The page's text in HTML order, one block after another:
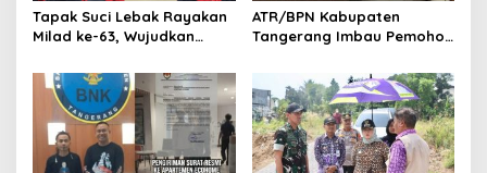
Tapak Suci Lebak Rayakan
Milad ke-63, Wujudkan
Menuju Kancah Dunia
ATR/BPN Kabupaten
Tangerang Imbau Pemohon
Berkas Mandek